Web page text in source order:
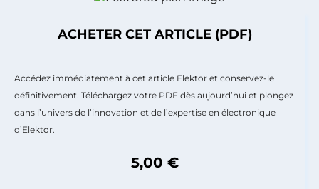
ACHETER CET ARTICLE (PDF)
Accédez immédiatement à cet article Elektor et conservez-le
définitivement. Téléchargez votre PDF dès aujourd’hui et plongez
dans l’univers de l’innovation et de l’expertise en électronique
d’Elektor.
5,00 €